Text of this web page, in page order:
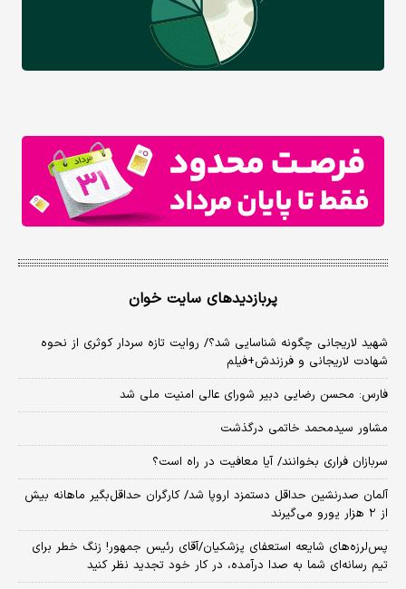
پربازدیدهای سایت خوان
شهید لاریجانی چگونه شناسایی شد؟/ روایت تازه سردار کوثری از نحوه
شهادت لاریجانی و فرزندش+فیلم
فارس: محسن رضایی دبیر شورای عالی امنیت ملی شد
مشاور سیدمحمد خاتمی درگذشت
سربازان فراری بخوانند/ آیا معافیت در راه است؟
آلمان صدرنشین حداقل دستمزد اروپا شد/ کارگران حداقل‌بگیر ماهانه بیش
از ۲ هزار یورو می‌گیرند
پس‌لرزه‌های شایعه استعفای پزشکیان/آقای رئیس جمهور! زنگ خطر برای
تیم رسانه‌ای شما به صدا درآمده، در کار خود تجدید نظر کنید